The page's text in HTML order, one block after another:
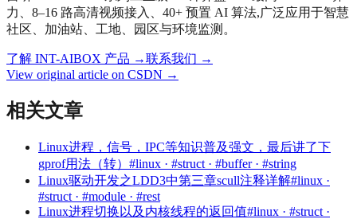
力、8–16 路高清视频接入、40+ 预置 AI 算法,广泛应用于智慧
社区、加油站、工地、园区与环境监测。
了解 INT-AIBOX 产品 →联系我们 →
View original article on CSDN →
相关文章
Linux进程，信号，IPC等知识普及强文，最后讲了下
gprof用法（转） #linux · #struct · #buffer · #string
Linux驱动开发之LDD3中第三章scull注释详解#linux ·
#struct · #module · #rest
Linux进程切换以及内核线程的返回值#linux · #struct ·